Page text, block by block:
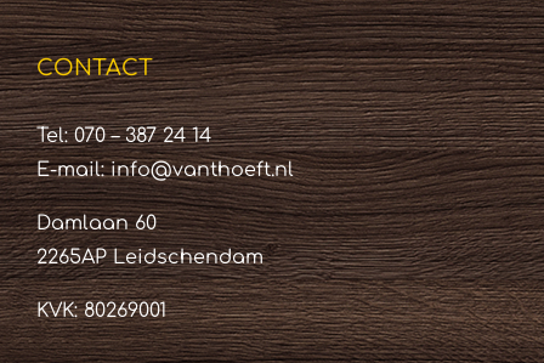
CONTACT
Tel: 070 – 387 24 14
E-mail:info@vanthoeft.nl
Damlaan 60
2265AP Leidschendam
KVK: 80269001